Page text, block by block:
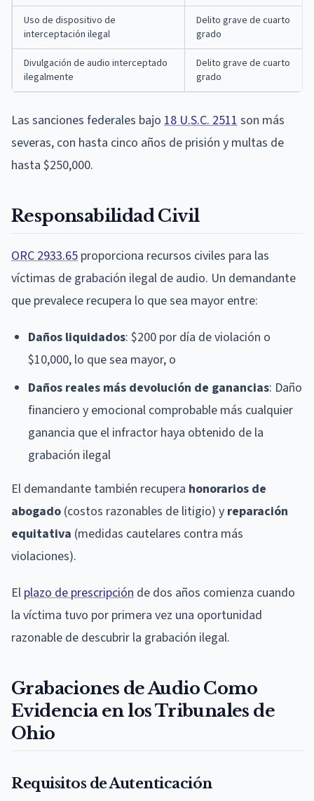
Uso de dispositivo de
interceptación ilegal
Delito grave de cuarto
grado
Divulgación de audio interceptado
ilegalmente
Delito grave de cuarto
grado
Las sanciones federales bajo 18 U.S.C. 2511son más
severas, con hasta cinco años de prisión y multas de
hasta $250,000.
Responsabilidad Civil
ORC 2933.65 proporciona recursos civiles para las
víctimas de grabación ilegal de audio. Un demandante
que prevalece recupera lo que sea mayor entre:
Daños liquidados: $200 por día de violación o
$10,000, lo que sea mayor, o
Daños reales más devolución de ganancias: Daño
financiero y emocional comprobable más cualquier
ganancia que el infractor haya obtenido de la
grabación ilegal
El demandante también recupera honorarios de
abogado (costos razonables de litigio) y reparación
equitativa (medidas cautelares contra más
violaciones).
El plazo de prescripción de dos años comienza cuando
la víctima tuvo por primera vez una oportunidad
razonable de descubrir la grabación ilegal.
Grabaciones de Audio Como
Evidencia en los Tribunales de
Ohio
Requisitos de Autenticación